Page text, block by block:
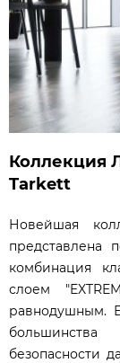
Коллекция
Tarkett
Новейшая
представлена
комбинация
слоем
равнодушным.
безопасности